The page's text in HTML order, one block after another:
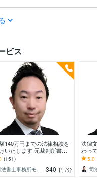
ビス
140万円までの法律相談を
いたします 元裁判所書記
定司法書士です。法律相談
せください！
(151)
司法書士事務所モチノロン
340 円 /分
法律文
わって
の作成
さい！
5.0